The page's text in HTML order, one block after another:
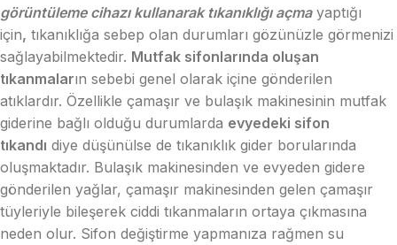
görüntüleme cihazı kullanarak tıkanıklığı açma yaptığı
için, tıkanıklığa sebep olan durumları gözünüzle görmenizi
sağlayabilmektedir. Mutfak sifonlarında oluşan
tıkanmaların sebebi genel olarak içine gönderilen
atıklardır. Özellikle çamaşır ve bulaşık makinesinin mutfak
giderine bağlı olduğu durumlarda evyedeki sifon
tıkandı diye düşünülse de tıkanıklık gider borularında
oluşmaktadır. Bulaşık makinesinden ve evyeden gidere
gönderilen yağlar, çamaşır makinesinden gelen çamaşır
tüyleriyle bileşerek ciddi tıkanmaların ortaya çıkmasına
neden olur. Sifon değiştirme yapmanıza rağmen su